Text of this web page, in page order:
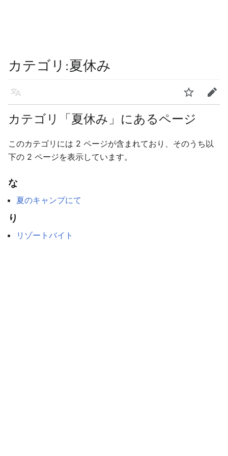
カテゴリ :夏休み
言語
カテゴリ「夏休み」にあるページ
このカテゴリには 2 ページが含まれており、そのうち以
下の 2 ページを表示しています。
な
夏のキャンプにて
り
リゾートバイト